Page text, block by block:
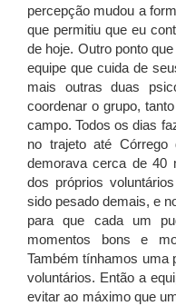
percepção mudou a
que permitiu que eu
de hoje. Outro ponto
equipe que cuida de
mais outras duas
coordenar o grupo,
campo. Todos os dias
no trajeto até
demorava cerca de 40
dos próprios
sido pesado demais, e
para que cada um
momentos bons e
Também tínhamos uma
voluntários. Então a
evitar ao máximo que